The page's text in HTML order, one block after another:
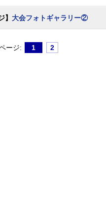
】 大会フォトギャラリー②
ージ: 1 2